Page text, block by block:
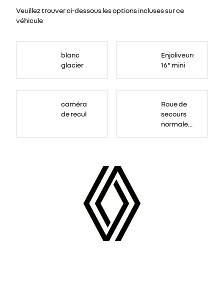
Veuillez trouver ci-dessous les options incluses sur ce
véhicule
blanc
glacier
Enjoliveurs
16" mini
caméra
de recul
Roue de
secours
normale